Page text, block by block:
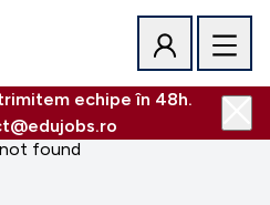
echipe în 48h.
found